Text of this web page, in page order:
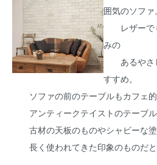
囲気のソファ。
レザーで
みの
あるやさ
すすめ。
ソファの前のテーブルもカフェ
アンティークテイストのテーブル
古材の天板のものやシャビーな塗
長く使われてきた印象のものだ